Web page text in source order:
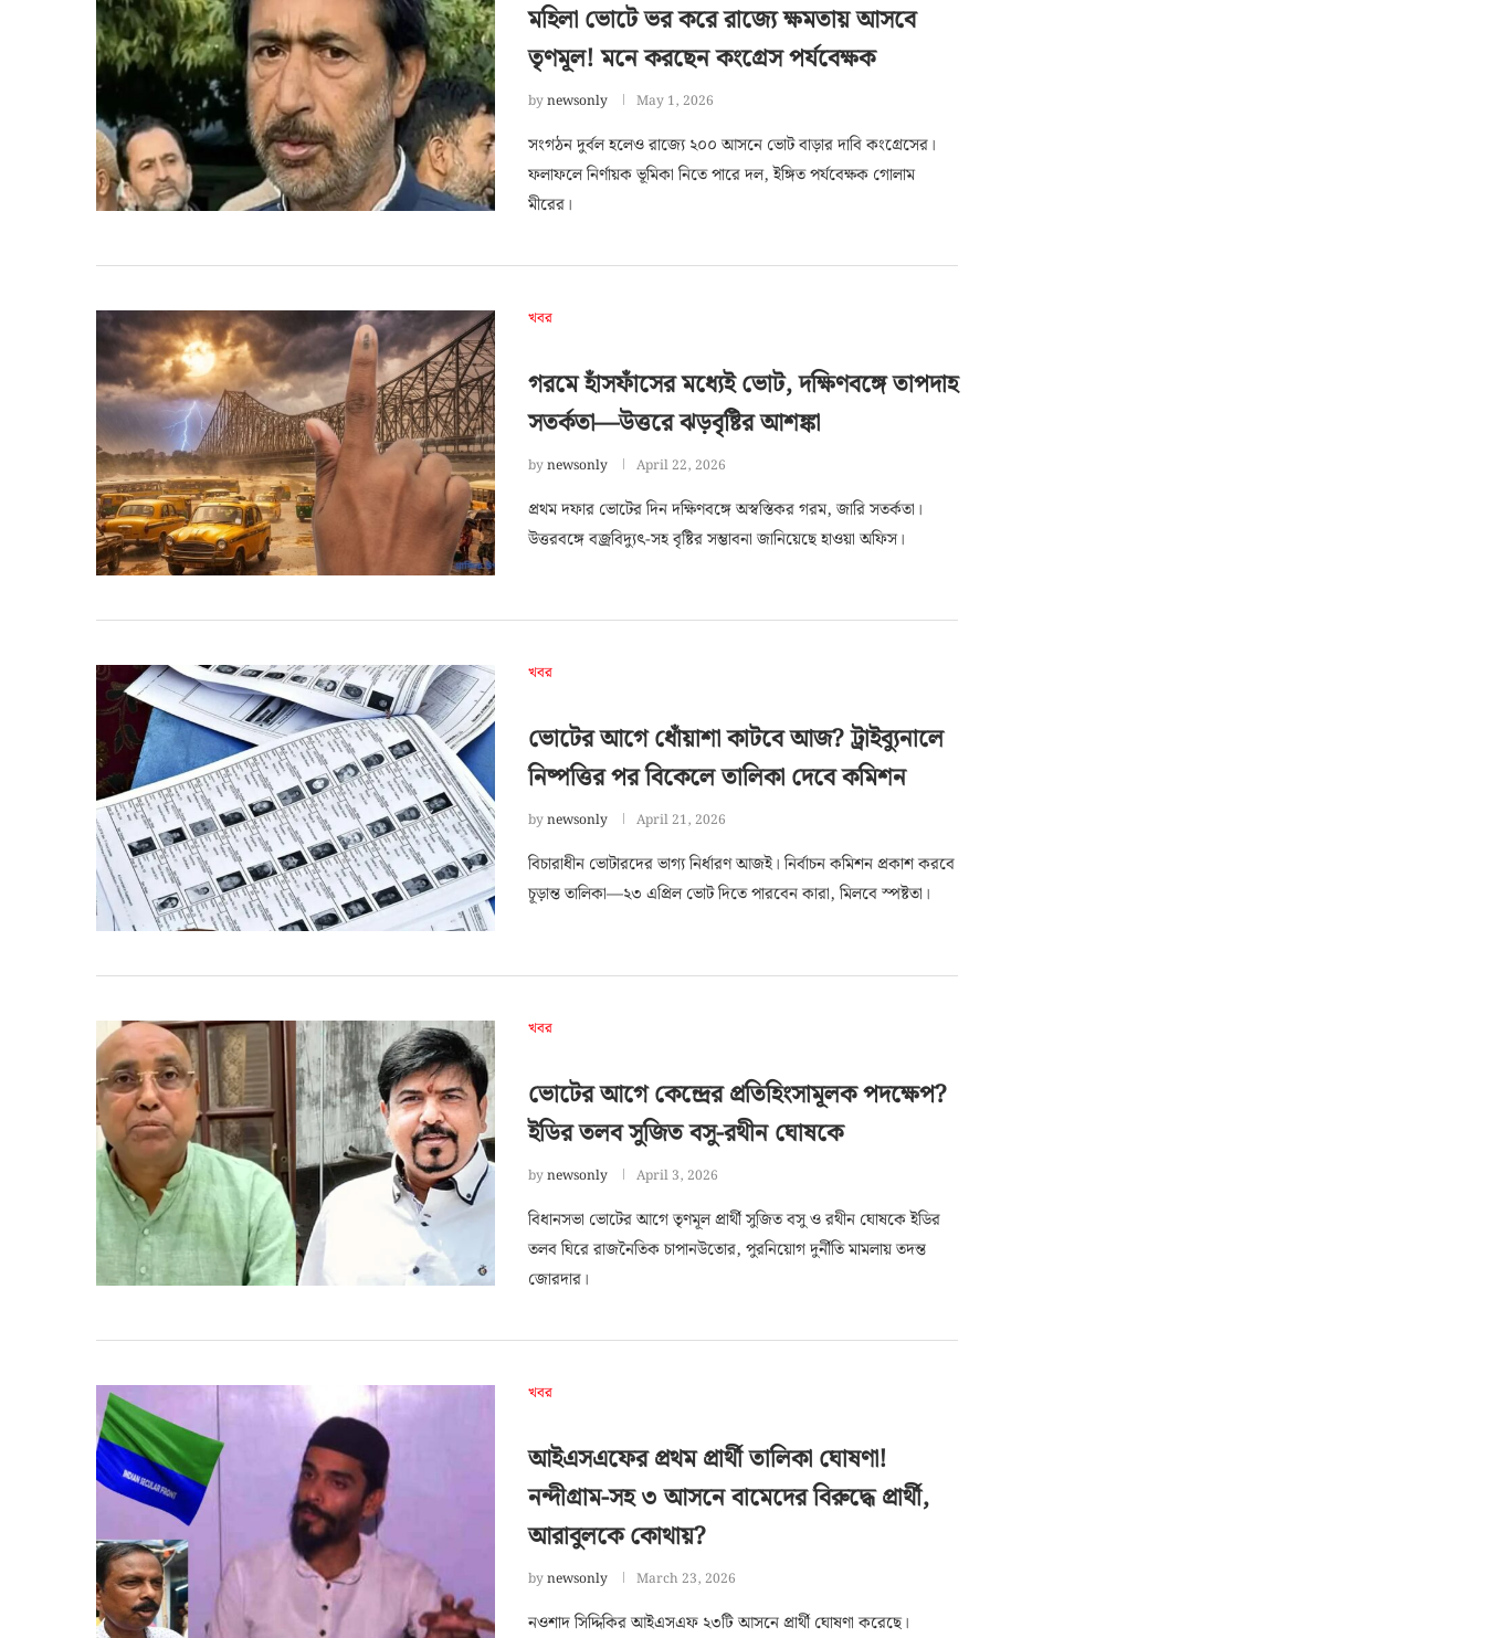
মহিলা ভোটে ভর করে রাজ্যে ক্ষমতায় আসবে
তৃণমূল! মনে করছেন কংগ্রেস পর্যবেক্ষক
bynewsonly May 1, 2026
সংগঠন দুর্বল হলেও রাজ্যে ২০০ আসনে ভোট বাড়ার দাবি কংগ্রেসের।
ফলাফলে নির্ণায়ক ভূমিকা নিতে পারে দল, ইঙ্গিত পর্যবেক্ষক গোলাম
মীরের।
খবর
গরমে হাঁসফাঁসের মধ্যেই ভোট, দক্ষিণবঙ্গে তাপদাহ
সতর্কতা—উত্তরে ঝড়বৃষ্টির আশঙ্কা
bynewsonly April 22, 2026
প্রথম দফার ভোটের দিন দক্ষিণবঙ্গে অস্বস্তিকর গরম, জারি সতর্কতা।
উত্তরবঙ্গে বজ্রবিদ্যুৎ-সহ বৃষ্টির সম্ভাবনা জানিয়েছে হাওয়া অফিস।
খবর
ভোটের আগে ধোঁয়াশা কাটবে আজ? ট্রাইব্যুনালে
নিষ্পত্তির পর বিকেলে তালিকা দেবে কমিশন
bynewsonly April 21, 2026
বিচারাধীন ভোটারদের ভাগ্য নির্ধারণ আজই। নির্বাচন কমিশন প্রকাশ করবে
চূড়ান্ত তালিকা—২৩ এপ্রিল ভোট দিতে পারবেন কারা, মিলবে স্পষ্টতা।
খবর
ভোটের আগে কেন্দ্রের প্রতিহিংসামূলক পদক্ষেপ?
ইডির তলব সুজিত বসু-রথীন ঘোষকে
bynewsonly April 3, 2026
বিধানসভা ভোটের আগে তৃণমূল প্রার্থী সুজিত বসু ও রথীন ঘোষকে ইডির
তলব ঘিরে রাজনৈতিক চাপানউতোর, পুরনিয়োগ দুর্নীতি মামলায় তদন্ত
জোরদার।
খবর
আইএসএফের প্রথম প্রার্থী তালিকা ঘোষণা!
নন্দীগ্রাম-সহ ৩ আসনে বামেদের বিরুদ্ধে প্রার্থী,
আরাবুলকে কোথায়?
bynewsonly March 23, 2026
নওশাদ সিদ্দিকির আইএসএফ ২৩টি আসনে প্রার্থী ঘোষণা করেছে।